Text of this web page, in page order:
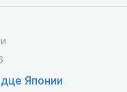
знакомством с
Японии